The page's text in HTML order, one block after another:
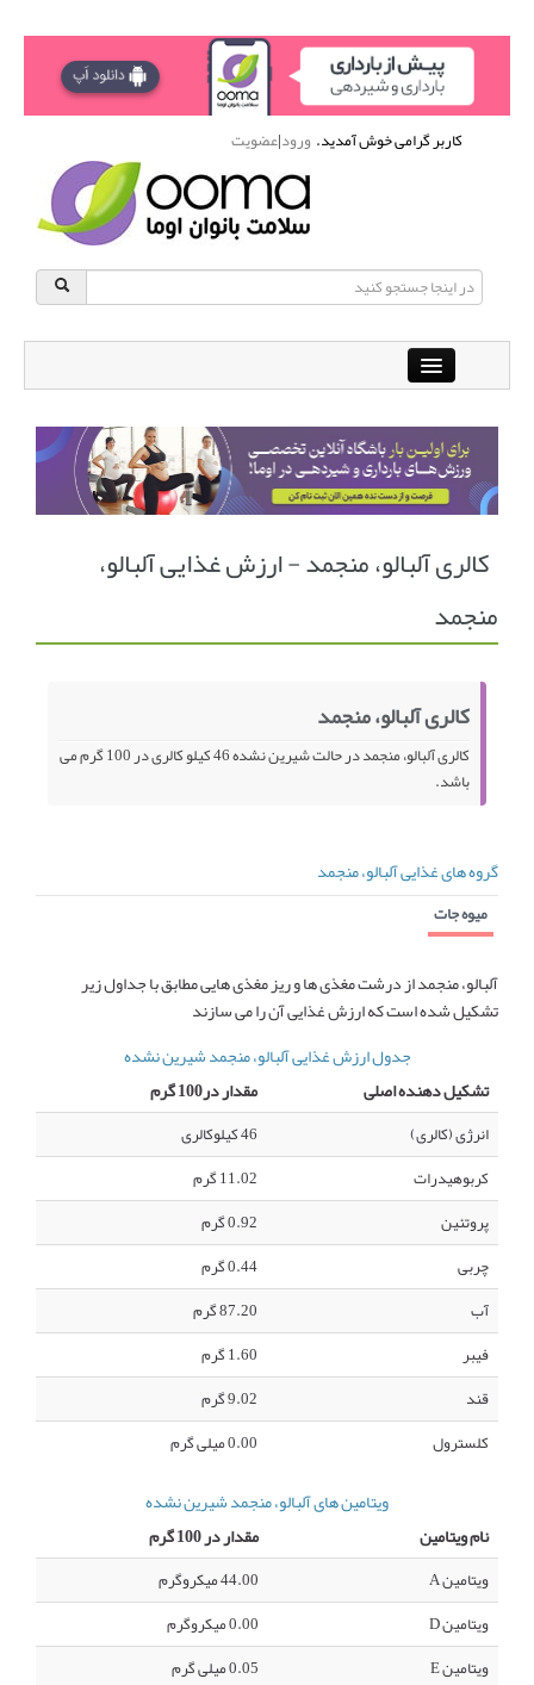
کاربر گرامی خوش آمدید.ورود|عضویت
باشگاه آنلاین ورزشی اوما
دانشنامه سلامت بانوان پرسش و پاسخ
انجمن متخصصین زنان و اوما انتخاب نام کودک
فهرست مواد غذایی
کالری آلبالو، منجمد - ارزش غذایی آلبالو،
منجمد
کالری آلبالو، منجمد
کالری آلبالو، منجمد در حالت شیرین نشده 46 کیلو کالری در 100 گرم می
باشد.
گروه های غذایی آلبالو، منجمد
میوه جات
آلبالو، منجمد از درشت مغذی ها و ریز مغذی هایی مطابق با جداول زیر
تشکیل شده است که ارزش غذایی آن را می سازند
جدول ارزش غذایی آلبالو، منجمد شیرین نشده
تشکیل دهنده اصلی
مقدار در100 گرم
انرژی (کالری)
46 کیلوکالری
کربوهیدرات
11.02 گرم
پروتئین
0.92 گرم
چربی
0.44 گرم
آب
87.20 گرم
فیبر
1.60 گرم
قند
9.02 گرم
کلسترول
0.00 میلی گرم
ویتامین های آلبالو، منجمد شیرین نشده
نام ویتامین
مقدار در 100 گرم
ویتامین A
44.00 میکروگرم
ویتامین D
0.00 میکروگرم
ویتامین E
0.05 میلی گرم